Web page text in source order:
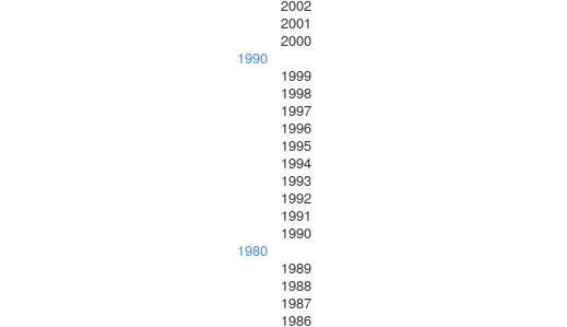
2002
2001
2000
1990
1999
1998
1997
1996
1995
1994
1993
1992
1991
1990
1980
1989
1988
1987
1986